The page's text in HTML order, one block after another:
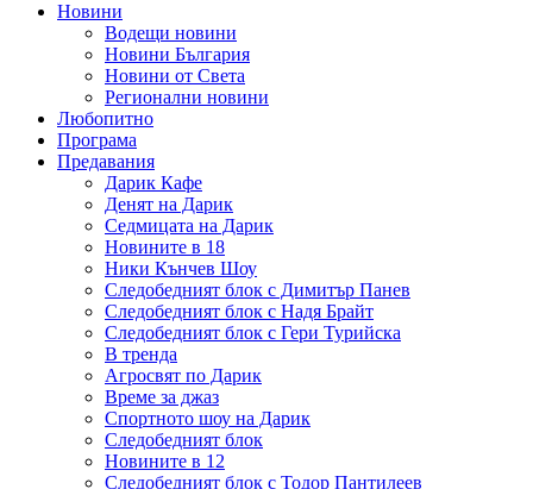
Новини
Водещи новини
Новини България
Новини от Света
Регионални новини
Любопитно
Програма
Предавания
Дарик Кафе
Денят на Дарик
Седмицата на Дарик
Новините в 18
Ники Кънчев Шоу
Следобедният блок с Димитър Панев
Следобедният блок с Надя Брайт
Следобедният блок с Гери Турийска
В тренда
Агросвят по Дарик
Време за джаз
Спортното шоу на Дарик
Следобедният блок
Новините в 12
Следобедният блок с Тодор Пантилеев